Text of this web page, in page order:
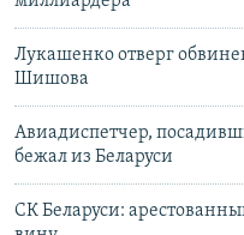
Лукашенко отверг
Шишова
Авиадиспетчер,
бежал из Беларуси
СК Беларуси: